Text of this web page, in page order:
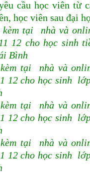
cầu học viên từ
học viên sau đại
kèm tại nhà và
12 cho học sinh
Bình
tại nhà và
12 cho học sinh
tại nhà và
12 cho học sinh
tại nhà và
12 cho học sinh